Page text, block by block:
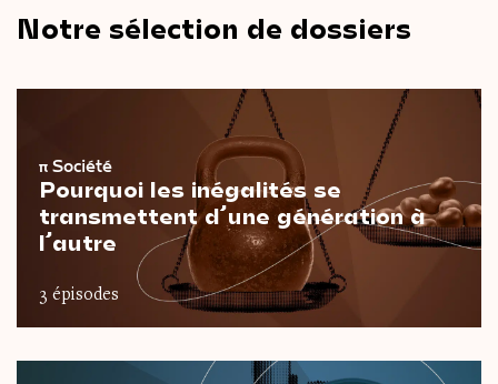
Notre sélection de dossiers
π Société
Pourquoi les inégalités se
transmettent d’une génération à
l’autre
3 épisodes